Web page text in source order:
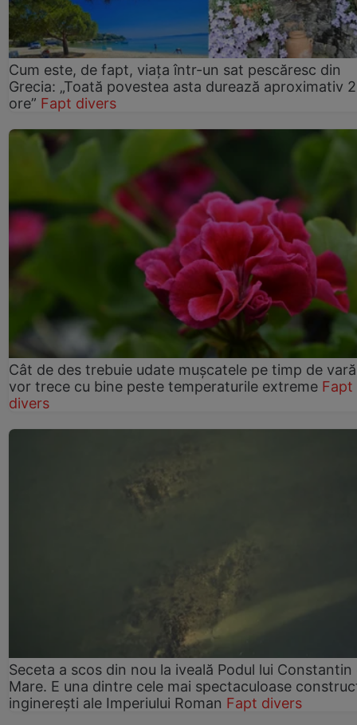
Cum este, de fapt, viața într-un sat pescăresc din
Grecia: „Toată povestea asta durează aproximativ
ore” Fapt divers
Cât de des trebuie udate mușcatele pe timp de
vor trece cu bine peste temperaturile extreme Fapt
divers
Seceta a scos din nou la iveală Podul lui Constantin
Mare. E una dintre cele mai spectaculoase
inginerești ale Imperiului Roman Fapt divers